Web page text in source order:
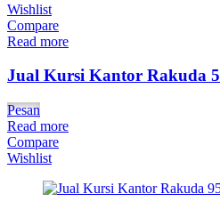
Wishlist
Compare
Read more
Jual Kursi Kantor Rakuda
Pesan
Read more
Compare
Wishlist